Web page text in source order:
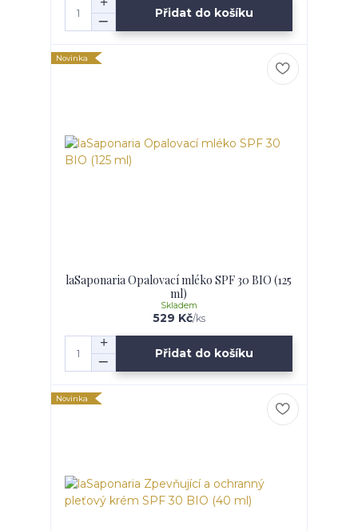
Přidat do košíku
Novinka
laSaponaria Opalovací mléko SPF 30 BIO (125
ml)
529 Kč/ks
Skladem
Přidat do košíku
Novinka